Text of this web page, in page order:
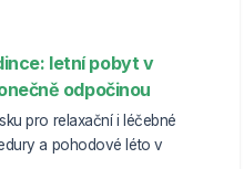
letní pobyt v
odpočinou
pro relaxační i léčebné
a pohodové léto v